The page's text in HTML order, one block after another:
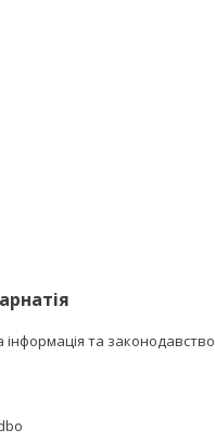
інформація та законодавство